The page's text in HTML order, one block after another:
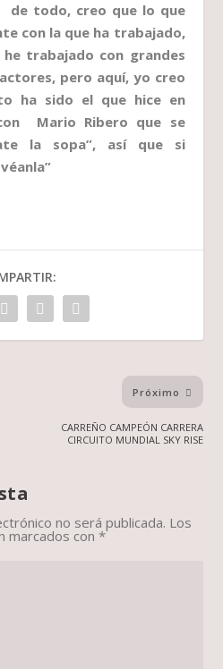
de todo, creo que lo que
con la que ha trabajado,
trabajado con grandes
pero aquí, yo creo
ha sido el que hice en
Mario Ribero que se
la sopa”, así que si
Próximo
CARREÑO CAMPEÓN CARRERA
CIRCUITO MUNDIAL SKY RISE
no será publicada. Los
marcados con*